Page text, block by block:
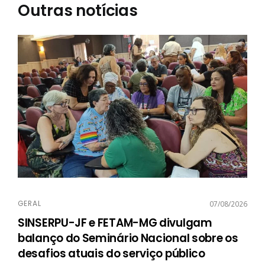
Outras notícias
GERAL 07/08/2026
SINSERPU-JF e FETAM-MG divulgam
balanço do Seminário Nacional sobre os
desafios atuais do serviço público